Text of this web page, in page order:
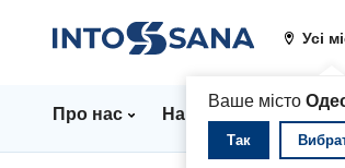
Усі
Ваше місто
Так
Про нас Напрямки